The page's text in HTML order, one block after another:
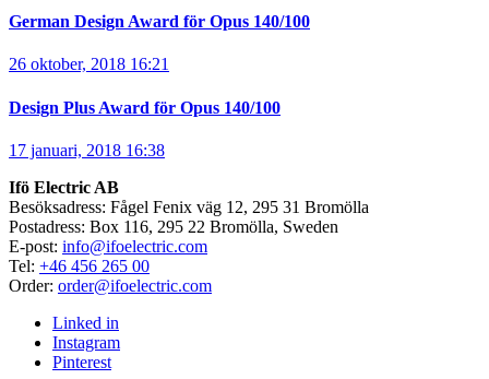
German Design Award för Opus 140/100
26 oktober, 2018 16:21
Design Plus Award för Opus 140/100
17 januari, 2018 16:38
Ifö Electric AB
Besöksadress: Fågel Fenix väg 12, 295 31 Bromölla
Postadress: Box 116, 295 22 Bromölla, Sweden
E-post: info@ifoelectric.com
Tel: +46 456 265 00
Order: order@ifoelectric.com
Linked in
Instagram
Pinterest